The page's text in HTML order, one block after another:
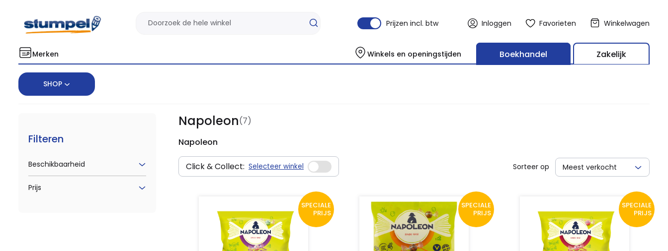
Prijzen incl. btw Inloggen Favorieten Winkelwagen
Merken Winkels en openingstijden Boekhandel Zakelijk
SHOP
Home Merken Napoleon
Filteren
Beschikbaarheid
Prijs
Napoleon(7)
Napoleon
Click & Collect: Selecteer winkel Sorteer op Meest verkocht
SPECIALE
PRIJS
SPECIALE
PRIJS
SPECIALE
PRIJS